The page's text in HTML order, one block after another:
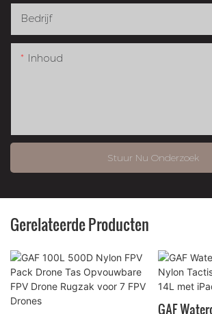
Bedrijf
Inhoud
Stuur Nu Onderzoek
Gerelateerde Producten
GAF